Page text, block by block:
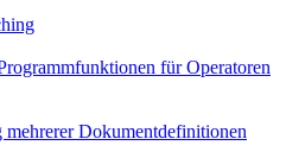
für Operatoren
mehrerer Dokumentdefinitionen